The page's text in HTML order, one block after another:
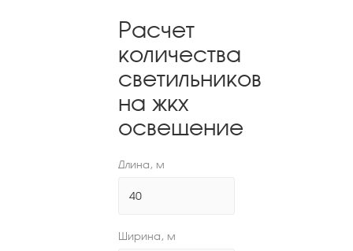
Расчет
количества
светильников
на жкх
освещение
Длина, м
Ширина, м